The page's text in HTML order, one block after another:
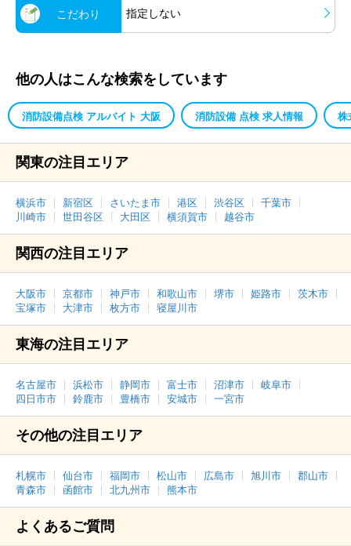
こだわり 指定しない
他の人はこんな検索をしています
消防設備点検 アルバイト 大阪 消防設備 点検 求人情報 株
関東の注目エリア
横浜市 新宿区 さいたま市 港区 渋谷区
千葉市
川崎市
世田谷区 大田区 横須賀市 越谷市
関西の注目エリア
大阪市 京都市 神戸市 和歌山市 堺市 姫路市
茨木市
宝塚市
大津市 枚方市 寝屋川市
東海の注目エリア
名古屋市 浜松市 静岡市 富士市 沼津市
岐阜市
四日市市
鈴鹿市 豊橋市 安城市 一宮市
その他の注目エリア
札幌市 仙台市 福岡市 松山市 広島市 旭川市
郡山市
青森市
函館市 北九州市 熊本市
よくあるご質問